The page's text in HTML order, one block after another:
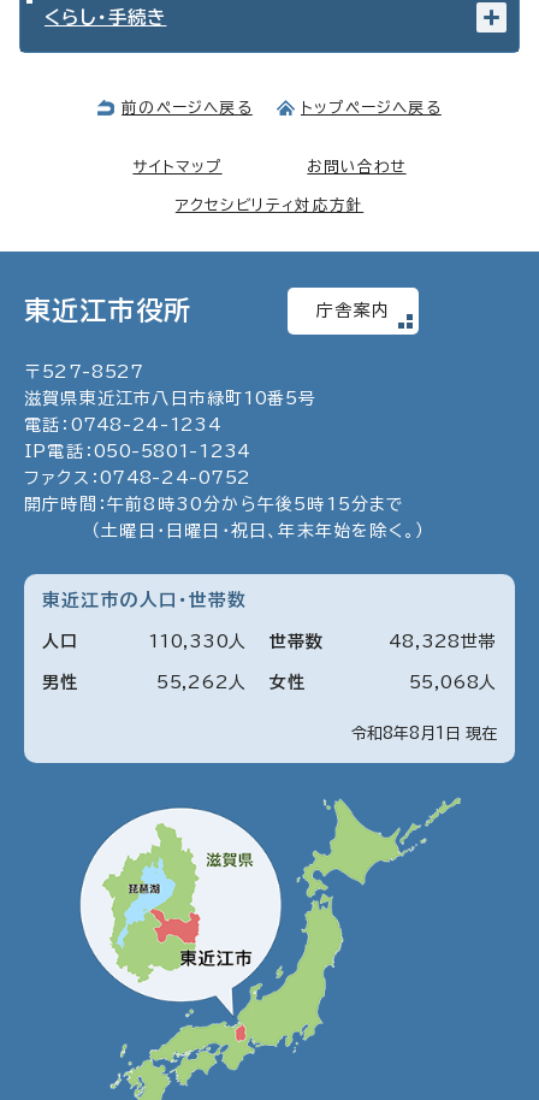
くらし・手続き
前のページへ戻る トップページへ戻る
サイトマップ お問い合わせ
アクセシビリティ対応方針
東近江市役所 庁舎案内
〒 527-8527
滋賀県東近江市八日市緑町10番5号
電話： 0748 - 24 - 1234
IP電話： 050- 5801 - 1234
ファクス： 0748- 24-0752
開庁時間：午前8時30分から午後5時15分まで
（土曜日・日曜日・祝日、年末年始を除く。）
東近江市の人口・世帯数
令和8年8月1日 現在
人口 110 330 人
男性 55 262 人 女性 55 068 人
世帯数 48 328世帯